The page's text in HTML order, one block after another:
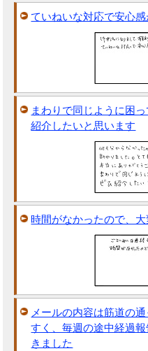
ていねいな対応で安心
まわりで同じように困
紹介したいと思います
時間がなかったので、
メールの内容は筋道の
すく、毎週の途中経過
きました